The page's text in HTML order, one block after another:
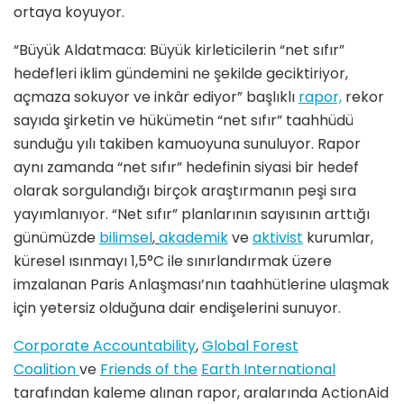
ortaya koyuyor.
“Büyük Aldatmaca: Büyük kirleticilerin “net sıfır”
hedefleri iklim gündemini ne şekilde geciktiriyor,
açmaza sokuyor ve inkâr ediyor” başlıklı rapor, rekor
sayıda şirketin ve hükümetin “net sıfır” taahhüdü
sunduğu yılı takiben kamuoyuna sunuluyor. Rapor
aynı zamanda “net sıfır” hedefinin siyasi bir hedef
olarak sorgulandığı birçok araştırmanın peşi sıra
yayımlanıyor. “Net sıfır” planlarının sayısının arttığı
günümüzde bilimsel,akademikveaktivist kurumlar,
küresel ısınmayı 1,5°C ile sınırlandırmak üzere
imzalanan Paris Anlaşması’nın taahhütlerine ulaşmak
için yetersiz olduğuna dair endişelerini sunuyor.
Corporate Accountability,Global Forest
Coalitionve Friends of the Earth International
tarafından kaleme alınan rapor, aralarında ActionAid